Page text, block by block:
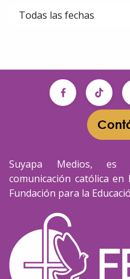
Suyapa Medios, es
comunicación católica
Fundación para la